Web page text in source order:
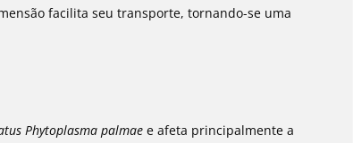
facilita seu transporte, tornando-se uma
Phytoplasma palmae e afeta principalmente a